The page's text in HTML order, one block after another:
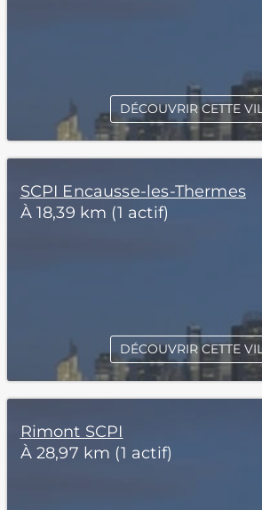
DÉCOUVRIR CETTE
SCPI Encausse-les-Thermes
À 18,39 km (1 actif)
DÉCOUVRIR CETTE
Rimont SCPI
À 28,97 km (1 actif)